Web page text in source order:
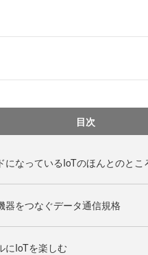
目次
になっているIoTのほんとのとこ
器をつなぐデータ通信規格
にIoTを楽しむ